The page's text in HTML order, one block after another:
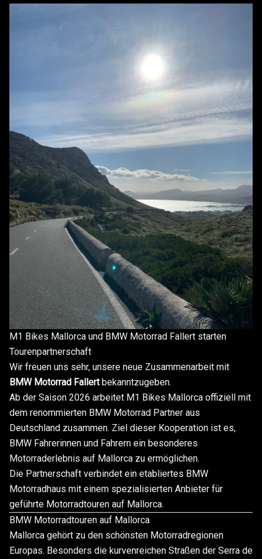
M1 Bikes Mallorca und BMW Motorrad Fallert starten
Tourenpartnerschaft
Wir freuen uns sehr, unsere neue Zusammenarbeit mit
BMW Motorrad Fallertbekanntzugeben.
Ab der Saison 2026 arbeitet M1 Bikes Mallorca offiziell mit
dem renommierten BMW Motorrad Partner aus
Deutschland zusammen. Ziel dieser Kooperation ist es,
BMW Fahrerinnen und Fahrern ein besonderes
Motorraderlebnis auf Mallorca zu ermöglichen.
Die Partnerschaft verbindet ein etabliertes BMW
Motorradhaus mit einem spezialisierten Anbieter für
geführte Motorradtouren auf Mallorca.
BMW Motorradtouren auf Mallorca
Mallorca gehört zu den schönsten Motorradregionen
Europas. Besonders die kurvenreichen Straßen der Serra de